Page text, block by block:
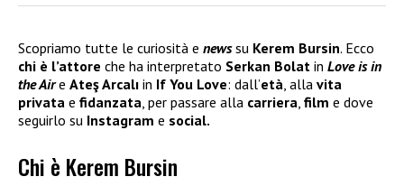
Scopriamo tutte le curiosità e newssu Kerem Bursin. Ecco
chi è l’attore che ha interpretato Serkan Bolat in Love is in
the Aire Ateş Arcalı in If You Love: dall’età, alla vita
privata e fidanzata, per passare alla carriera, film e dove
seguirlo su Instagram e social.
Chi è Kerem Bursin